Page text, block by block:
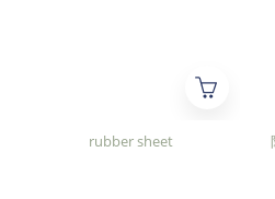
rubber sheet